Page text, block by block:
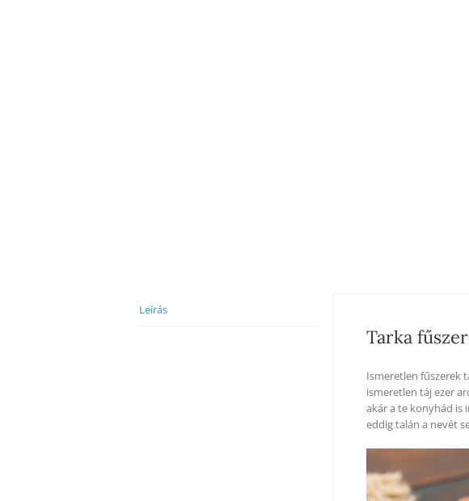
Leírás
Tarka
Ismeretlen fűszerek
ismeretlen táj ezer
akár a te konyhád is
eddig talán a nevét